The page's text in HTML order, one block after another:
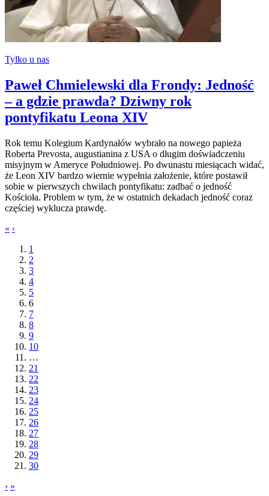
Tylko u nas
Paweł Chmielewski dla Frondy: Jedność
– a gdzie prawda? Dziwny rok
pontyfikatu Leona XIV
Rok temu Kolegium Kardynałów wybrało na nowego papieża
Roberta Prevosta, augustianina z USA o długim doświadczeniu
misyjnym w Ameryce Południowej. Po dwunastu miesiącach widać,
że Leon XIV bardzo wiernie wypełnia założenie, które postawił
sobie w pierwszych chwilach pontyfikatu: zadbać o jedność
Kościoła. Problem w tym, że w ostatnich dekadach jedność coraz
częściej wyklucza prawdę.
« ‹
1
2
3
4
5
6
7
8
9
10
…
21
22
23
24
25
26
27
28
29
30
› »